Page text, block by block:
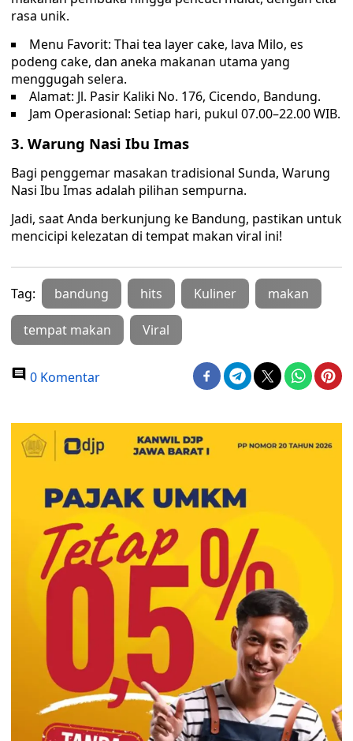
rasa unik.
Menu Favorit: Thai tea layer cake, lava Milo, es
podeng cake, dan aneka makanan utama yang
menggugah selera.
Alamat: Jl. Pasir Kaliki No. 176, Cicendo, Bandung.
Jam Operasional: Setiap hari, pukul 07.00–22.00 WIB.
3. Warung Nasi Ibu Imas
Bagi penggemar masakan tradisional Sunda, Warung
Nasi Ibu Imas adalah pilihan sempurna.
Jadi, saat Anda berkunjung ke Bandung, pastikan untuk
mencicipi kelezatan di tempat makan viral ini!
Tag: bandung hits Kuliner makan
tempat makan Viral
0 Komentar